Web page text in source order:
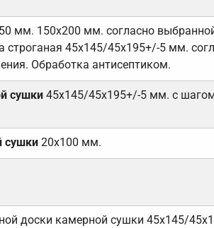
мм. 150х200 мм. согласно
строганая 45х145/45х195+/-5 мм.
Обработка антисептиком.
сушки 45х145/45х195+/-5 мм. с
сушки20х100 мм.
доски камерной сушки 45х145/